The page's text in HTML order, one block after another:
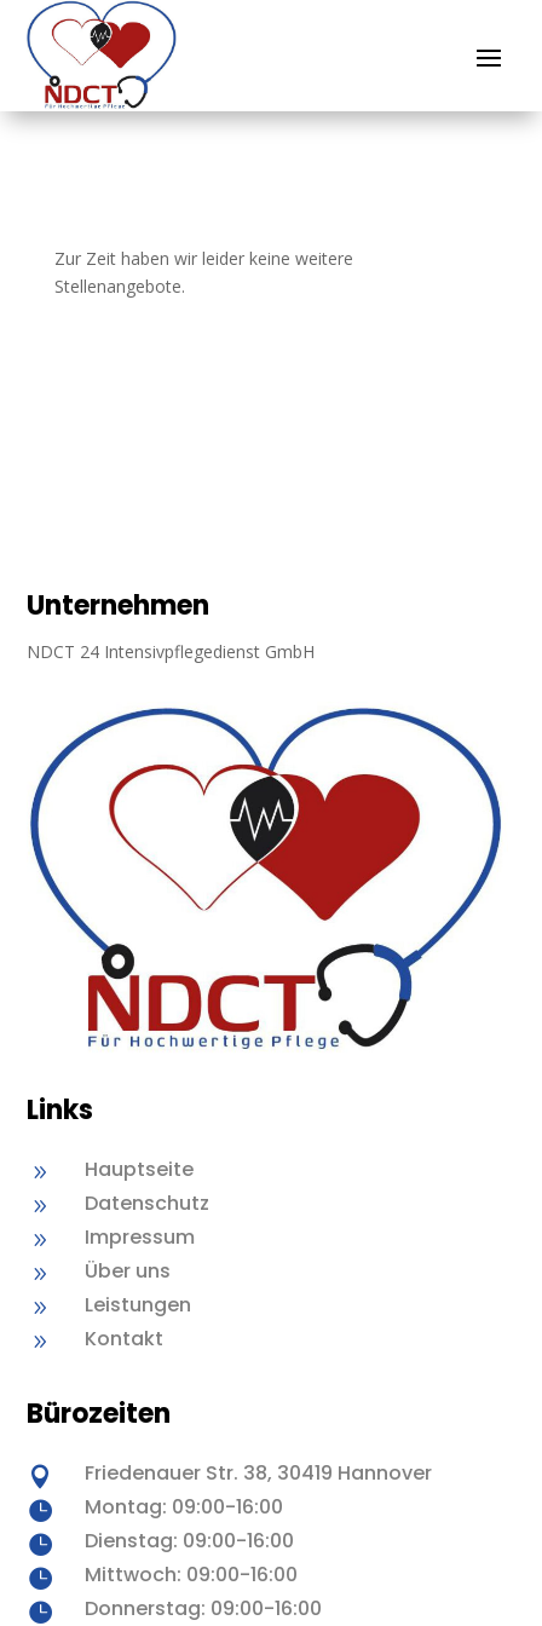
Zur Zeit haben wir leider keine weitere
Stellenangebote.
Unternehmen
NDCT 24 Intensivpflegedienst GmbH
Links
9 Hauptseite
9 Datenschutz
9 Impressum
9 Über uns
9 Leistungen
9 Kontakt
Bürozeiten
 Friedenauer Str. 38, 30419 Hannover
 Montag: 09:00-16:00
 Dienstag: 09:00-16:00
 Mittwoch: 09:00-16:00
 Donnerstag: 09:00-16:00